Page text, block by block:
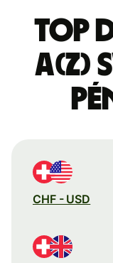
Top
a(z)
CHF - USD